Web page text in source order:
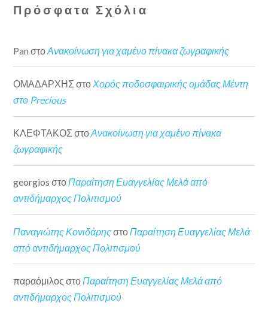
Πρόσφατα Σχόλια
Pan στοΑνακοίνωση για χαμένο πίνακα ζωγραφικής
ΟΜΑΔΑΡΧΗΣ στοΧορός ποδοσφαιρικής ομάδας Μέντη
στο Precious
ΚΛΕΦΤΑΚΟΣ στοΑνακοίνωση για χαμένο πίνακα
ζωγραφικής
georgios στοΠαραίτηση Ευαγγελίας Μελά από
αντιδήμαρχος Πολιτισμού
Παναγιώτης Κονιδάρηςστο Παραίτηση Ευαγγελίας Μελά
από αντιδήμαρχος Πολιτισμού
παραόμιλος στο Παραίτηση Ευαγγελίας Μελά από
αντιδήμαρχος Πολιτισμού